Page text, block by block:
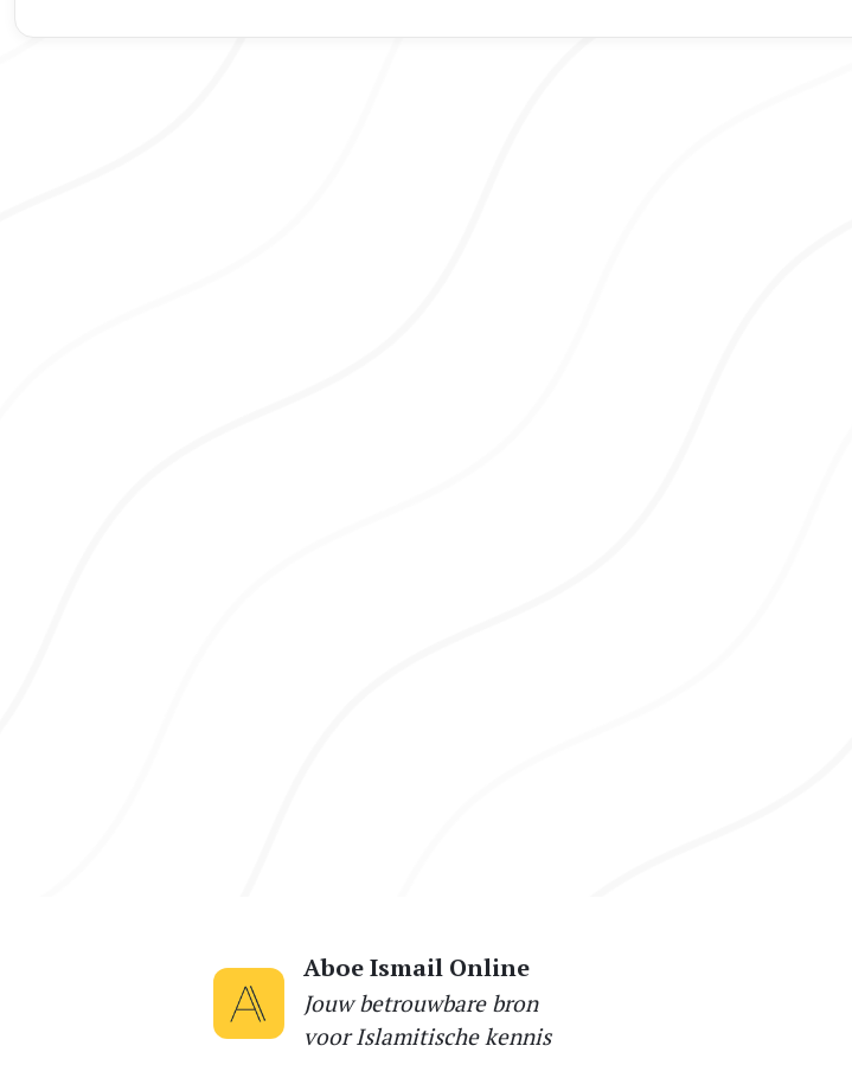
Aboe Ismail Online
Jouw betrouwbare bron
voor Islamitische kennis